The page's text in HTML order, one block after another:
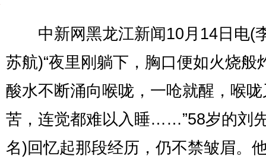
中新网黑龙江新闻10月14日电(
苏航)“夜里刚躺下，胸口便如火烧般
酸水不断涌向喉咙，一呛就醒，喉
苦，连觉都难以入睡……”58岁的刘
名)回忆起那段经历，仍不禁皱眉。